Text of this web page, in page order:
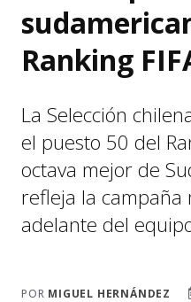
Ranking
La Selección
el puesto 50 del
octava mejor de
refleja la campaña
adelante del
POR MIGUEL HERNÁNDEZ